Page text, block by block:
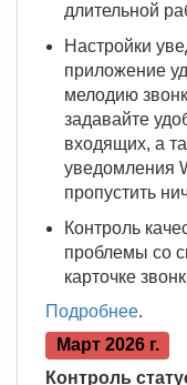
длительной
Настройки
приложение
мелодию
задавайте
входящих, а
уведомления
пропустить
Контроль
проблемы со
карточке
Подробнее.
Март 2026 г.
Контроль